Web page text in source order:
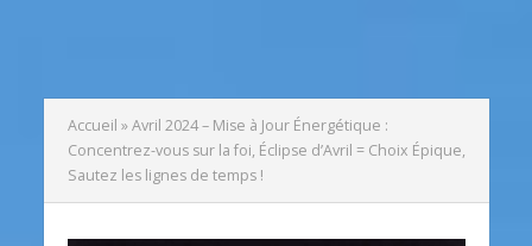
Accueil »Avril 2024 – Mise à Jour Énergétique :
Concentrez-vous sur la foi, Éclipse d’Avril = Choix Épique,
Sautez les lignes de temps !